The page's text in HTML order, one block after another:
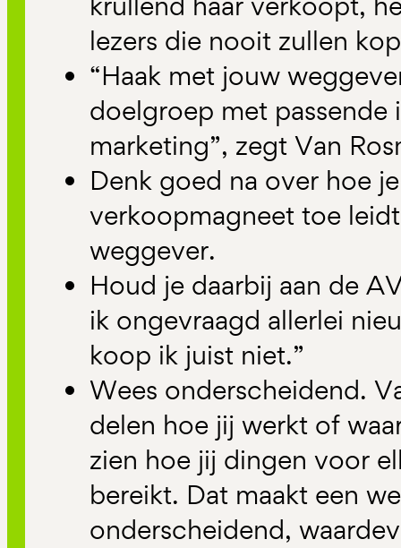
lezers die nooit zullen
“Haak met jouw
doelgroep met
marketing”, zegt Van
Denk goed na over hoe
verkoopmagneet toe
weggever.
Houd je daarbij aan de
ik ongevraagd allerlei
koop ik juist niet.”
Wees onderscheidend.
delen hoe jij werkt of
zien hoe jij dingen voor
bereikt. Dat maakt een
onderscheidend,